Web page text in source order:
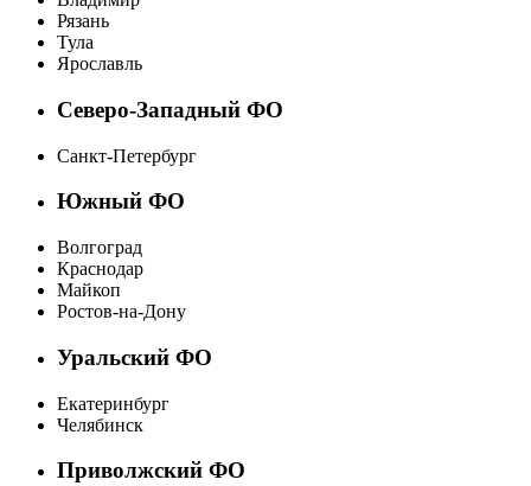
Рязань
Тула
Ярославль
Северо-Западный ФО
Санкт-Петербург
Южный ФО
Волгоград
Краснодар
Майкоп
Ростов-на-Дону
Уральский ФО
Екатеринбург
Челябинск
Приволжский ФО